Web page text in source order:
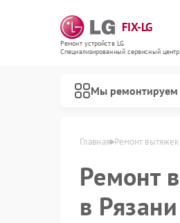
FIX-LG
Ремонт устройств LG
Специализированный cервисный центр
Мы ремонтируем
Главная Ремонт вытяжек
Ремонт
в